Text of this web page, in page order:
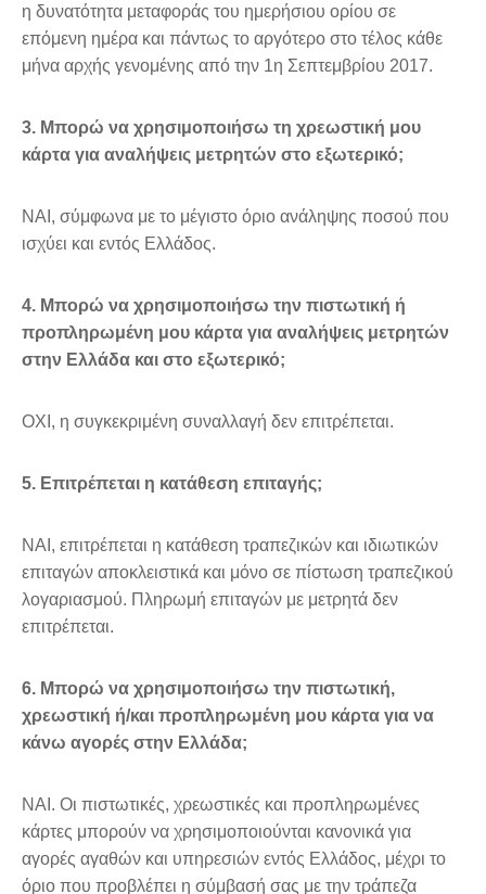
η δυνατότητα μεταφοράς του ημερήσιου ορίου σε
επόμενη ημέρα και πάντως το αργότερο στο τέλος κάθε
μήνα αρχής γενομένης από την 1η Σεπτεμβρίου 2017.
3. Μπορώ να χρησιμοποιήσω τη χρεωστική μου
κάρτα για αναλήψεις μετρητών στο εξωτερικό;
ΝΑΙ, σύμφωνα με το μέγιστο όριο ανάληψης ποσού που
ισχύει και εντός Ελλάδος.
4. Μπορώ να χρησιμοποιήσω την πιστωτική ή
προπληρωμένη μου κάρτα για αναλήψεις μετρητών
στην Ελλάδα και στο εξωτερικό;
ΟΧΙ, η συγκεκριμένη συναλλαγή δεν επιτρέπεται.
5. Επιτρέπεται η κατάθεση επιταγής;
ΝΑΙ, επιτρέπεται η κατάθεση τραπεζικών και ιδιωτικών
επιταγών αποκλειστικά και μόνο σε πίστωση τραπεζικού
λογαριασμού. Πληρωμή επιταγών με μετρητά δεν
επιτρέπεται.
6. Μπορώ να χρησιμοποιήσω την πιστωτική,
χρεωστική ή/και προπληρωμένη μου κάρτα για να
κάνω αγορές στην Ελλάδα;
ΝΑΙ. Οι πιστωτικές, χρεωστικές και προπληρωμένες
κάρτες μπορούν να χρησιμοποιούνται κανονικά για
αγορές αγαθών και υπηρεσιών εντός Ελλάδος, μέχρι το
όριο που προβλέπει η σύμβασή σας με την τράπεζα